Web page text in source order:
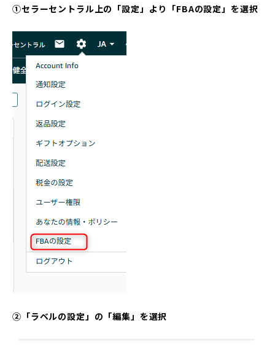
①セラーセントラル上の「設定」より「FBAの設定」を選択
②「ラベルの設定」の「編集」を選択